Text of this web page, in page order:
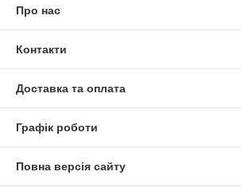
Про нас
Контакти
Доставка та оплата
Графік роботи
Повна версія сайту